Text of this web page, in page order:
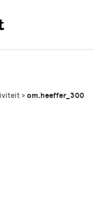
> om.heeffer_300